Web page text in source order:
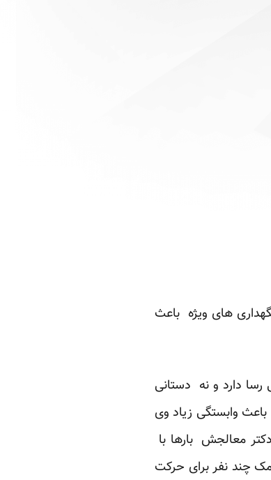
های ویژه باعث
دارد و نه دستانی
وابستگی زیاد وی
معالجش بارها با
چند نفر برای حرکت